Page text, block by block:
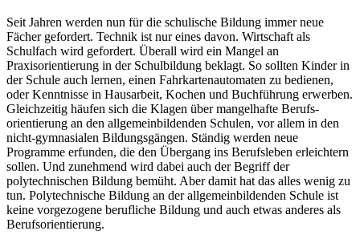
Seit Jahren werden nun für die schulische Bildung immer neue
Fächer gefordert. Technik ist nur eines davon. Wirtschaft als
Schulfach wird gefordert. Überall wird ein Mangel an
Praxisorientierung in der Schulbildung beklagt. So sollten Kinder in
der Schule auch lernen, einen Fahrkartenautomaten zu ­bedienen,
oder Kenntnisse in Hausarbeit, ­Kochen und Buchführung erwerben.
Gleichzeitig häufen sich die Klagen über mangelhafte Berufs­
orientierung an den allgemeinbildenden Schulen, vor allem in den
nicht-gymnasialen Bildungsgängen. Ständig werden neue
Programme erfunden, die den Übergang ins Berufsleben erleichtern
sollen. Und zunehmend wird dabei auch der Begriff der
polytechnischen Bildung bemüht. Aber ­damit hat das alles wenig zu
tun. Polytechnische Bildung an der allgemeinbildenden Schule ist
keine vorgezogene berufliche Bildung und auch etwas anderes als
Berufsorientierung.